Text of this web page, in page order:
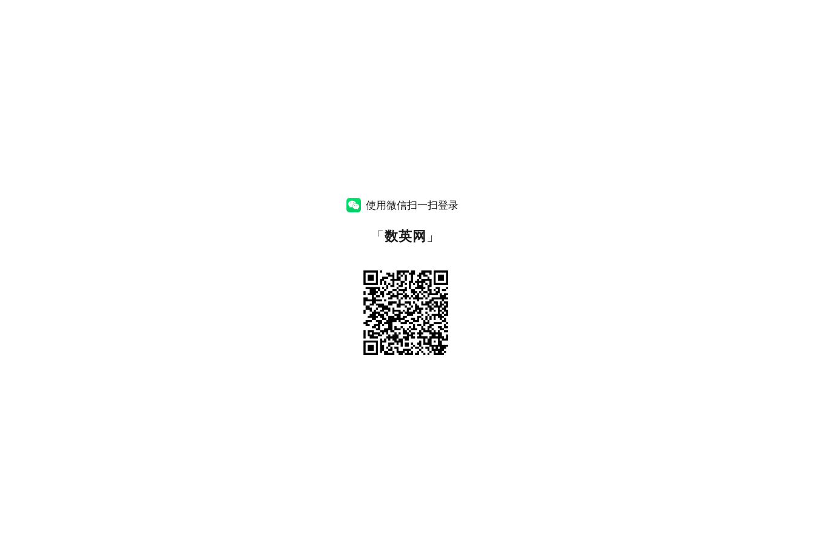
使用微信扫一扫登录
「数英网 」